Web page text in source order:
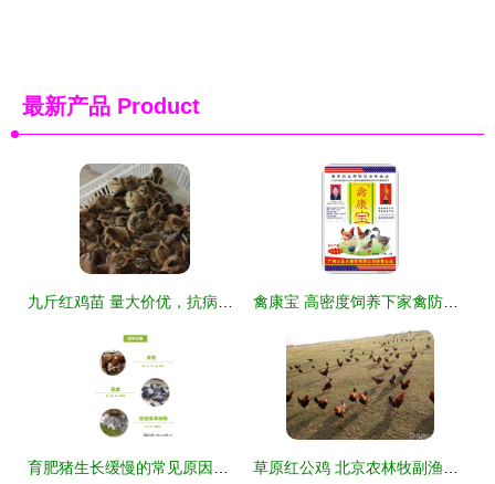
最新产品 Product